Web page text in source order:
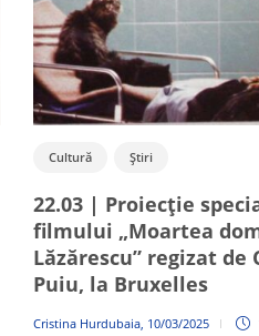
Cultură Știri
22.03 | Proiecție
filmului „Moartea
Lăzărescu” regizat de
Puiu, la Bruxelles
Cristina Hurdubaia 10/03/2025